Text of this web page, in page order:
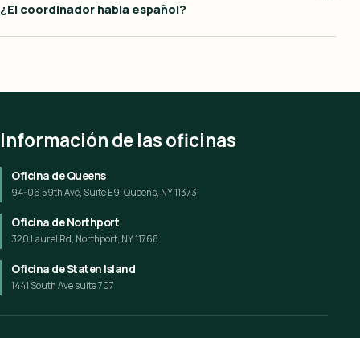
¿El coordinador habla español?
Información de las oficinas
Oficina de Queens
94-06 59th Ave, Suite E9, Queens, NY 11373
Oficina de Northport
320 Laurel Rd, Northport, NY 11768
Oficina de Staten Island
1441 South Ave suite 707